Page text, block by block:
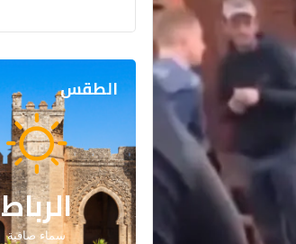
الطقس
الرباط
سماء صافية